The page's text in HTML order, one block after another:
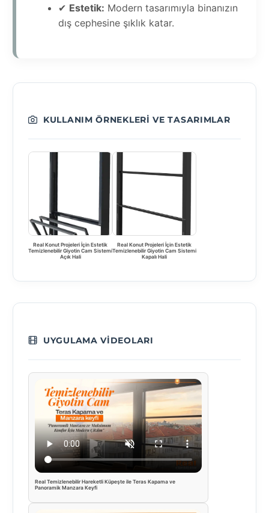
✔ Estetik: Modern tasarımıyla binanızın
dış cephesine şıklık katar.
KULLANIM ÖRNEKLERI VE TASARIMLAR
Real Konut Projeleri İçin Estetik
Temizlenebilir Giyotin Cam Sistemi
Açık Hali
Real Konut Projeleri İçin Estetik
Temizlenebilir Giyotin Cam Sistemi
Kapalı Hali
UYGULAMA VIDEOLARI
Real Temizlenebilir Hareketli Küpeşte ile Teras Kapama ve
Panoramik Manzara Keyfi